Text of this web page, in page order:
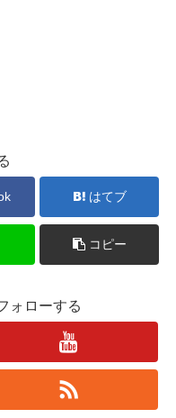
はてブ
コピー
ォローする